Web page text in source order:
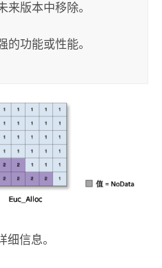
来版本中移除。
的功能或性能。
细信息。